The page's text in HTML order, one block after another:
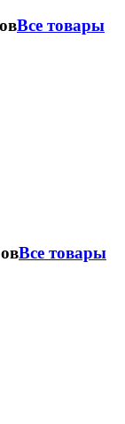
Все товары
Все товары